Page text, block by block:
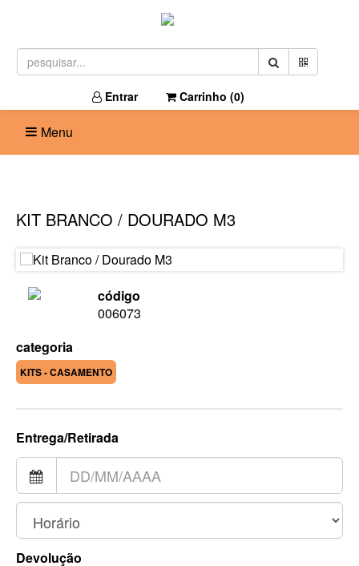
Entrar Carrinho (0)
Menu
KIT BRANCO / DOURADO M3
código
006073
categoria
KITS - CASAMENTO
Entrega/Retirada
Devolução